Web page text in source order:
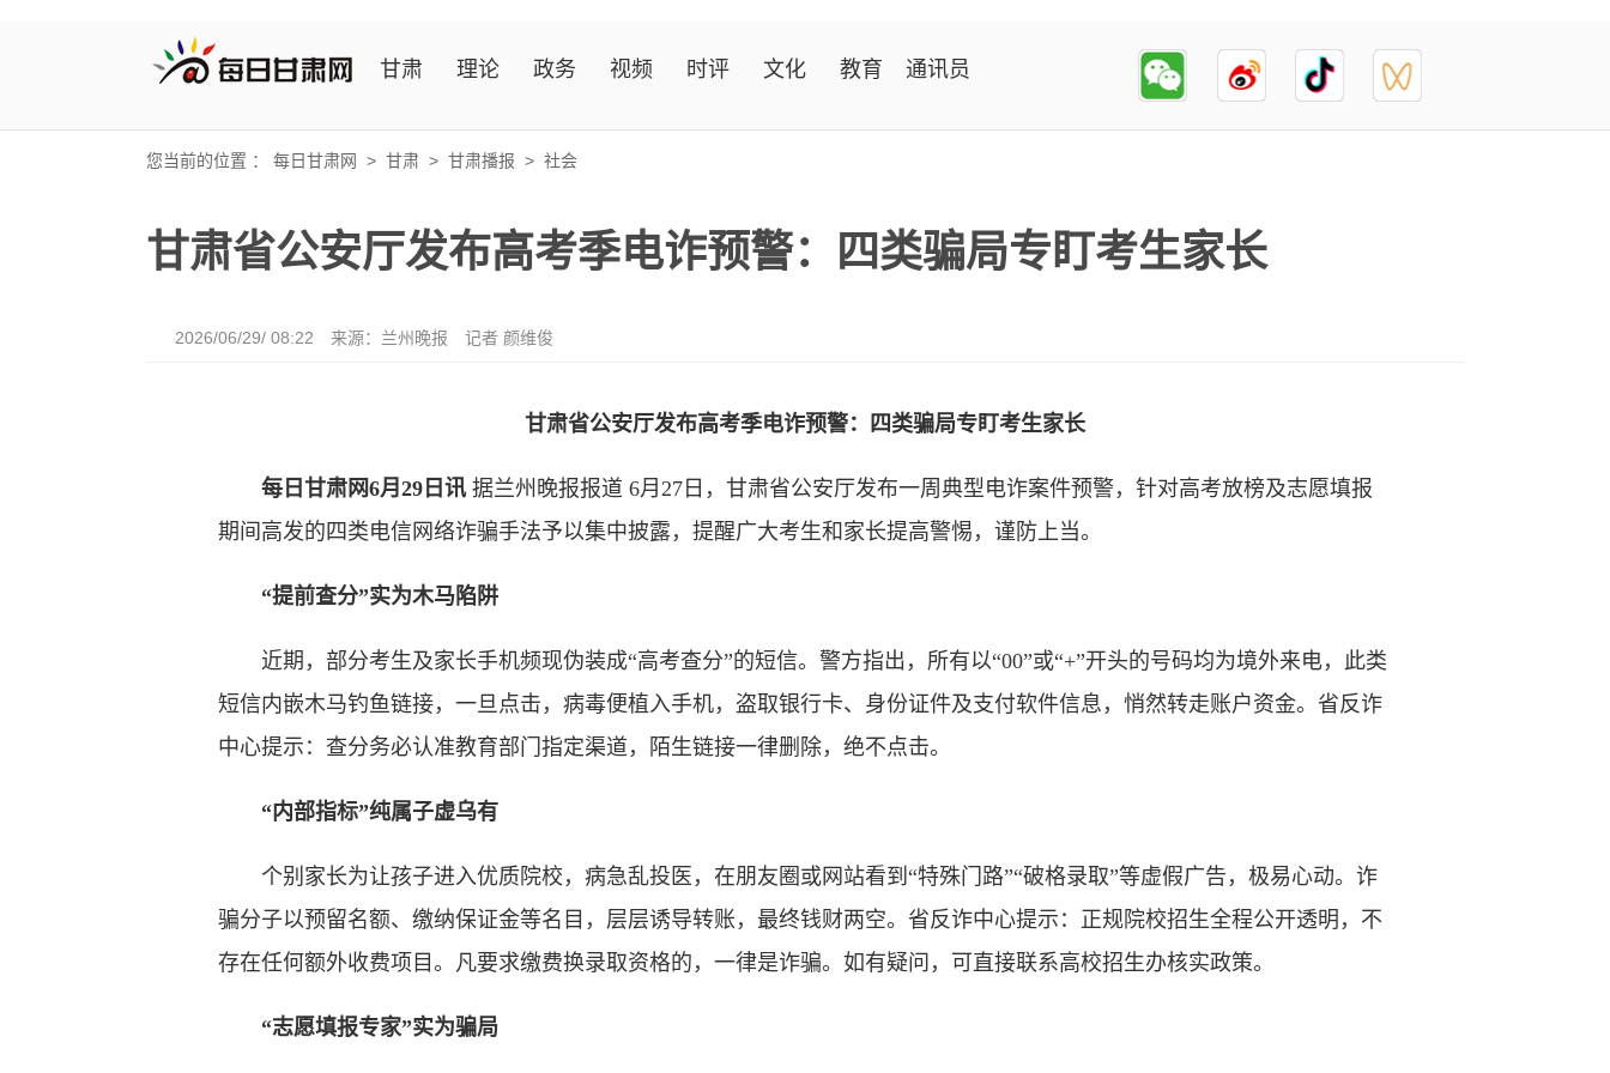
甘肃 理论 政务 视频 时评 文化 教育 通讯员
您当前的位置 ： 每日甘肃网 > 甘肃 > 甘肃播报 > 社会
甘肃省公安厅发布高考季电诈预警：四类骗局专盯考生家长
2026/06/29/ 08:22 来源：兰州晚报 记者 颜维俊
甘肃省公安厅发布高考季电诈预警：四类骗局专盯考生家长
每日甘肃网6月29日讯 据兰州晚报报道 6月27日，甘肃省公安厅发布一周典型电诈案件预警，针对高考放榜及志愿填报
期间高发的四类电信网络诈骗手法予以集中披露，提醒广大考生和家长提高警惕，谨防上当。
“提前查分”实为木马陷阱
近期，部分考生及家长手机频现伪装成“高考查分”的短信。警方指出，所有以“00”或“+”开头的号码均为境外来电，此类
短信内嵌木马钓鱼链接，一旦点击，病毒便植入手机，盗取银行卡、身份证件及支付软件信息，悄然转走账户资金。省反诈
中心提示：查分务必认准教育部门指定渠道，陌生链接一律删除，绝不点击。
“内部指标”纯属子虚乌有
个别家长为让孩子进入优质院校，病急乱投医，在朋友圈或网站看到“特殊门路”“破格录取”等虚假广告，极易心动。诈
骗分子以预留名额、缴纳保证金等名目，层层诱导转账，最终钱财两空。省反诈中心提示：正规院校招生全程公开透明，不
存在任何额外收费项目。凡要求缴费换录取资格的，一律是诈骗。如有疑问，可直接联系高校招生办核实政策。
“志愿填报专家”实为骗局